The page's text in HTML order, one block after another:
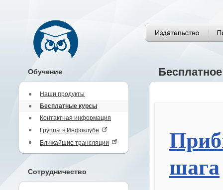
Обучение
Наши продукты
Бесплатные курсы
Контактная информация
Группы в Инфоклубе
Ближайшие трансляции
Сотрудничество
шага